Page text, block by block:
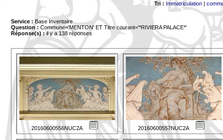
Tri : Immatriculation|
Service : Base Inventaire
Question : Commune='MENTON' ET Titre courant='*RIVIERA PALACE*'
Réponse(s) :il y a 138 réponses
20160600556NUC2A 20160600557NUC2A